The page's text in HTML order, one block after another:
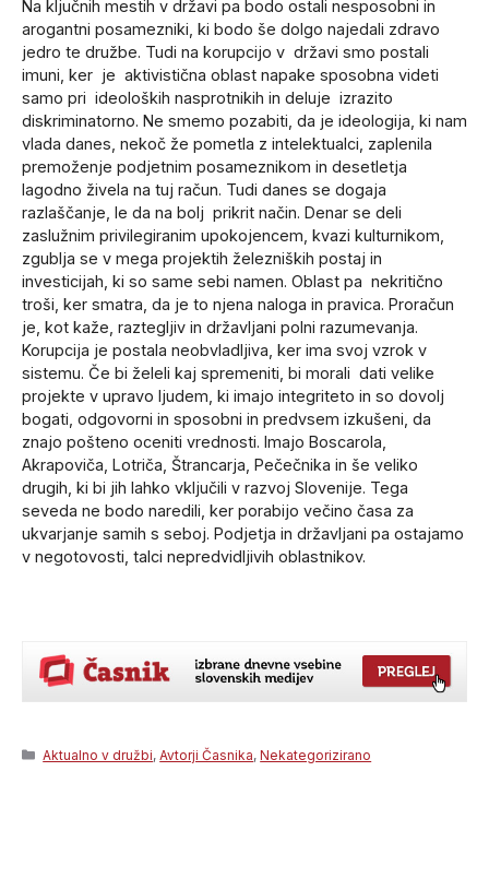
Na ključnih mestih v državi pa bodo ostali nesposobni in
arogantni posamezniki, ki bodo še dolgo najedali zdravo
jedro te družbe. Tudi na korupcijo v državi smo postali
imuni, ker je aktivistična oblast napake sposobna videti
samo pri ideoloških nasprotnikih in deluje izrazito
diskriminatorno. Ne smemo pozabiti, da je ideologija, ki nam
vlada danes, nekoč že pometla z intelektualci, zaplenila
premoženje podjetnim posameznikom in desetletja
lagodno živela na tuj račun. Tudi danes se dogaja
razlaščanje, le da na bolj prikrit način. Denar se deli
zaslužnim privilegiranim upokojencem, kvazi kulturnikom,
zgublja se v mega projektih železniških postaj in
investicijah, ki so same sebi namen. Oblast pa nekritično
troši, ker smatra, da je to njena naloga in pravica. Proračun
je, kot kaže, raztegljiv in državljani polni razumevanja.
Korupcija je postala neobvladljiva, ker ima svoj vzrok v
sistemu. Če bi želeli kaj spremeniti, bi morali dati velike
projekte v upravo ljudem, ki imajo integriteto in so dovolj
bogati, odgovorni in sposobni in predvsem izkušeni, da
znajo pošteno oceniti vrednosti. Imajo Boscarola,
Akrapoviča, Lotriča, Štrancarja, Pečečnika in še veliko
drugih, ki bi jih lahko vključili v razvoj Slovenije. Tega
seveda ne bodo naredili, ker porabijo večino časa za
ukvarjanje samih s seboj. Podjetja in državljani pa ostajamo
v negotovosti, talci nepredvidljivih oblastnikov.
Categories
Aktualno v družbi, Avtorji Časnika,Nekategorizirano